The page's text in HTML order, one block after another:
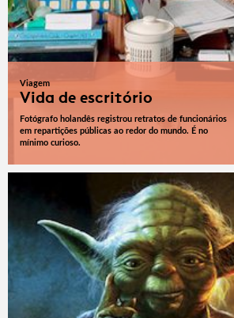
Viagem
Vida de escritório
Fotógrafo holandês registrou retratos de funcionários
em repartições públicas ao redor do mundo. É no
mínimo curioso.